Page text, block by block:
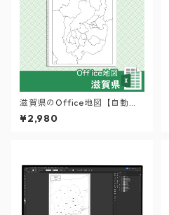
滋賀県のOffice地図【自動色
塗り機能付き】
¥2,980